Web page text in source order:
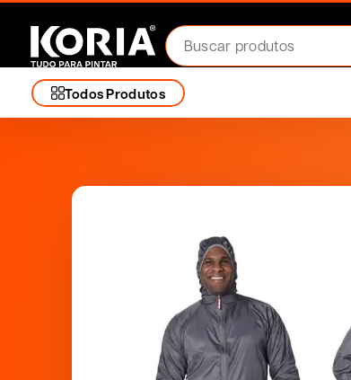
Todos Produtos